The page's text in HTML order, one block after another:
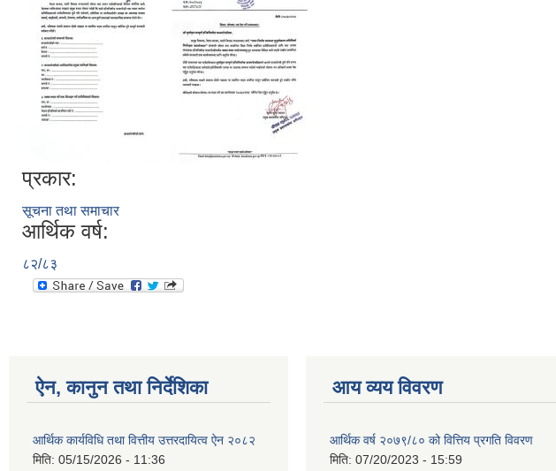
प्रकार:
सूचना तथा समाचार
आर्थिक वर्ष:
८२/८३
ऐन, कानुन तथा निर्देशिका
आर्थिक कार्यविधि तथा वित्तीय उत्तरदायित्व ऐन २०८२
मिति: 05/15/2026 - 11:36
आय व्यय विवरण
आर्थिक वर्ष २०७९/८० को वित्तिय प्रगति विवरण
मिति: 07/20/2023 - 15:59